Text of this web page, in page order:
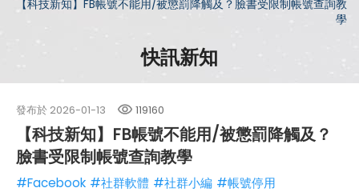
【科技新知】FB帳號不能用/被懲罰降觸及？臉書受限制帳號查詢教
學
快訊新知
發布於 2026-01-13 119160
【科技新知】FB帳號不能用/被懲罰降觸及？
臉書受限制帳號查詢教學
#Facebook #社群軟體 #社群小編 #帳號停用